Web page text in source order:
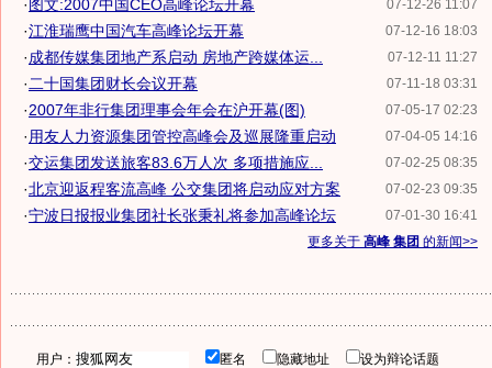
07-12-26 11:07
·图文:2007中国CEO高峰论坛开幕
07-12-16 18:03
·江淮瑞鹰中国汽车高峰论坛开幕
07-12-11 11:27
·成都传媒集团地产系启动 房地产跨媒体运...
07-11-18 03:31
· 二十国集团财长会议开幕
07-05-17 02:23
·2007年非行集团理事会年会在沪开幕(图)
07-04-05 14:16
· 用友人力资源集团管控高峰会及巡展隆重启动
07-02-25 08:35
·交运集团发送旅客83.6万人次 多项措施应...
07-02-23 09:35
·北京迎返程客流高峰 公交集团将启动应对方案
07-01-30 16:41
·宁波日报报业集团社长张秉礼将参加高峰论坛
更多关于 高峰 集团 的新闻>>
用户： 匿名 隐藏地址
设为辩论话题